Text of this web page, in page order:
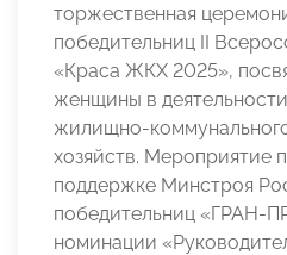
торжественная
победительниц II
«Краса ЖКХ 2025»,
женщины в
жилищно-
хозяйств. Мероприятие
поддержке Минстроя
победительниц «ГРАН-
номинации